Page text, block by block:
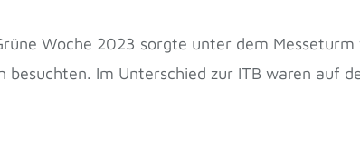
Woche 2023 sorgte unter dem
besuchten. Im Unterschied zur ITB waren auf